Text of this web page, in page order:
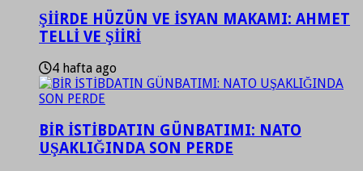
ŞİİRDE HÜZÜN VE İSYAN MAKAMI: AHMET
TELLİ VE ŞİİRİ
4 hafta ago
BİR İSTİBDATIN GÜNBATIMI: NATO
UŞAKLIĞINDA SON PERDE